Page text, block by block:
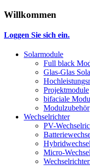
Willkommen
Loggen Sie sich ein.
Solarmodule
Full black
Glas-Glas
Projektmodule
bifaciale
Modulzubehör
Wechselrichter
PV-
Micro-